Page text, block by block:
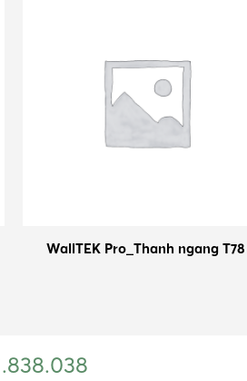
WallTEK Pro_Thanh ngang T78